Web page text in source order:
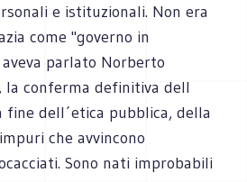
e istituzionali. Non era
come "governo in
parlato Norberto
la conferma definitiva dell
fine dell´etica pubblica, della
che avvincono
Sono nati improbabili